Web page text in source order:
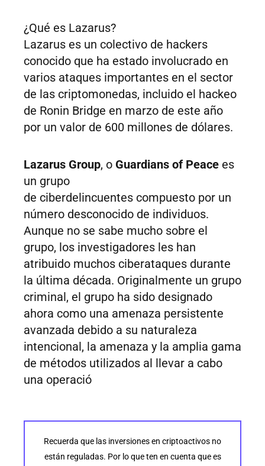
¿Qué es Lazarus?
Lazarus es un colectivo de hackers
conocido que ha estado involucrado en
varios ataques importantes en el sector
de las criptomonedas, incluido el hackeo
de Ronin Bridge en marzo de este año
por un valor de 600 millones de dólares.
Lazarus Group, o Guardians of Peace es
un grupo
de ciberdelincuentes compuesto por un
número desconocido de individuos.
Aunque no se sabe mucho sobre el
grupo, los investigadores les han
atribuido muchos ciberataques durante
la última década. Originalmente un grupo
criminal, el grupo ha sido designado
ahora como una amenaza persistente
avanzada debido a su naturaleza
intencional, la amenaza y la amplia gama
de métodos utilizados al llevar a cabo
una operació
Recuerda que las inversiones en criptoactivos no
están reguladas. Por lo que ten en cuenta que es